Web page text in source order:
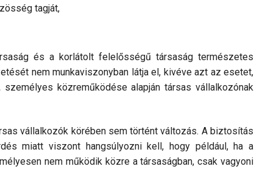
tagját,
és a korlátolt fe­lelősségű társaság természetes
nem munkaviszonyban látja el, ki­véve azt az esetet,
közreműködése alapján társas vállal­kozó­nak
vállalkozók körében sem történt változás. A biztosítás
miatt viszont hangsúlyozni kell, hogy például, ha a
nem működik közre a társaságban, csak vagyoni